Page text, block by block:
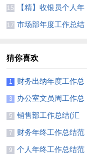
总结11篇
15
【精】收银员个人年
终工作总结
17 市场部年度工作总结
猜你喜欢
1
财务出纳年度工作总
结11篇
3
办公室文员周工作总
结
5
销售部工作总结(汇
编15篇)
7
财务年终工作总结范
文汇编六篇
9 个人年终工作总结范